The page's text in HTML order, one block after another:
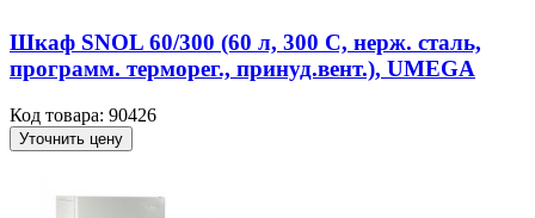
Шкаф SNOL 60/300 (60 л, 300 С, нерж. сталь,
программ. терморег., принуд.вент.), UMEGA
Код товара: 90426
Уточнить цену